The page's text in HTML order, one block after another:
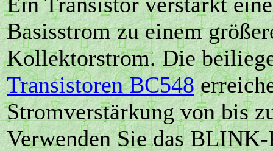
Basisstrom zu einem
Kollektorstrom. Die
Transistoren BC548
Stromverstärkung von bis
Verwenden Sie das